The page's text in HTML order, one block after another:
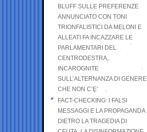
BLUFF SULLE PREFERENZE
ANNUNCIATO CON TONI
TRIONFALISTICI DA MELONI E
ALLEATI FA INCAZZARE LE
PARLAMENTARI DEL
CENTRODESTRA,
INCAROGNITE
SULL’ALTERNANZA DI GENERE
CHE NON C’E’
FACT-CHECKING: I FALSI
MESSAGGI E LA PROPAGANDA
DIETRO LA TRAGEDIA DI